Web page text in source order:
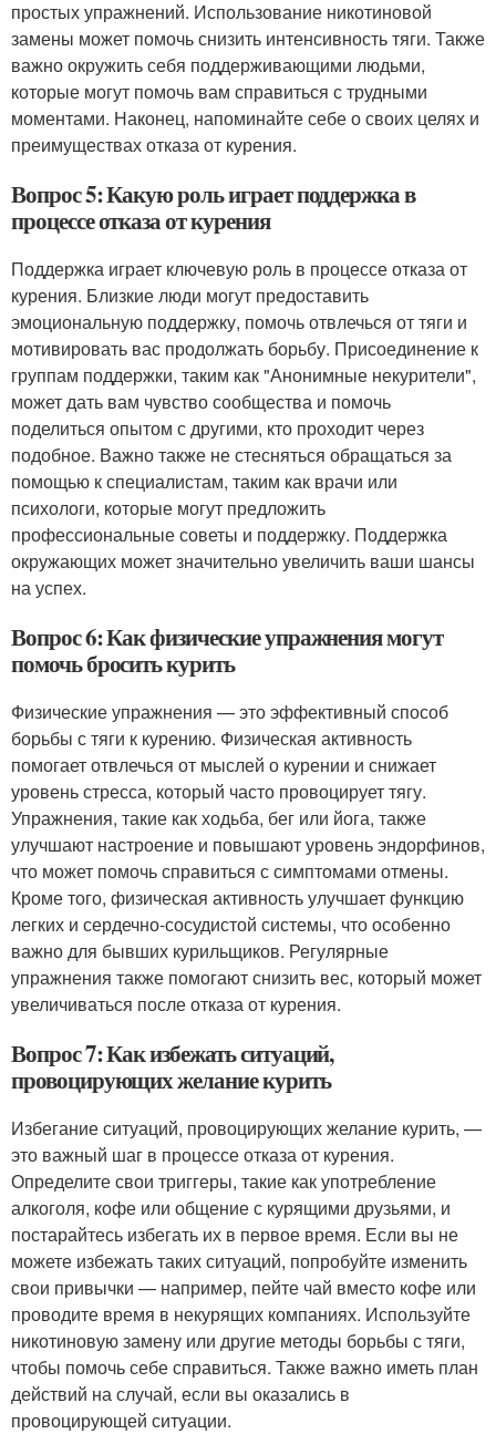
простых упражнений. Использование никотиновой
замены может помочь снизить интенсивность тяги. Также
важно окружить себя поддерживающими людьми,
которые могут помочь вам справиться с трудными
моментами. Наконец, напоминайте себе о своих целях и
преимуществах отказа от курения.
Вопрос 5: Какую роль играет поддержка в
процессе отказа от курения
Поддержка играет ключевую роль в процессе отказа от
курения. Близкие люди могут предоставить
эмоциональную поддержку, помочь отвлечься от тяги и
мотивировать вас продолжать борьбу. Присоединение к
группам поддержки, таким как "Анонимные некурители",
может дать вам чувство сообщества и помочь
поделиться опытом с другими, кто проходит через
подобное. Важно также не стесняться обращаться за
помощью к специалистам, таким как врачи или
психологи, которые могут предложить
профессиональные советы и поддержку. Поддержка
окружающих может значительно увеличить ваши шансы
на успех.
Вопрос 6: Как физические упражнения могут
помочь бросить курить
Физические упражнения — это эффективный способ
борьбы с тяги к курению. Физическая активность
помогает отвлечься от мыслей о курении и снижает
уровень стресса, который часто провоцирует тягу.
Упражнения, такие как ходьба, бег или йога, также
улучшают настроение и повышают уровень эндорфинов,
что может помочь справиться с симптомами отмены.
Кроме того, физическая активность улучшает функцию
легких и сердечно-сосудистой системы, что особенно
важно для бывших курильщиков. Регулярные
упражнения также помогают снизить вес, который может
увеличиваться после отказа от курения.
Вопрос 7: Как избежать ситуаций,
провоцирующих желание курить
Избегание ситуаций, провоцирующих желание курить, —
это важный шаг в процессе отказа от курения.
Определите свои триггеры, такие как употребление
алкоголя, кофе или общение с курящими друзьями, и
постарайтесь избегать их в первое время. Если вы не
можете избежать таких ситуаций, попробуйте изменить
свои привычки — например, пейте чай вместо кофе или
проводите время в некурящих компаниях. Используйте
никотиновую замену или другие методы борьбы с тяги,
чтобы помочь себе справиться. Также важно иметь план
действий на случай, если вы оказались в
провоцирующей ситуации.